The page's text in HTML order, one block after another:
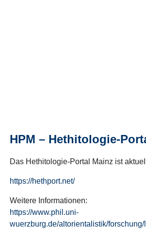
HPM – Hethitologie-
Das Hethitologie-Portal Mainz ist
https://hethport.net/
Weitere Informationen:
https://www.phil.uni-
wuerzburg.de/altorientalistik/